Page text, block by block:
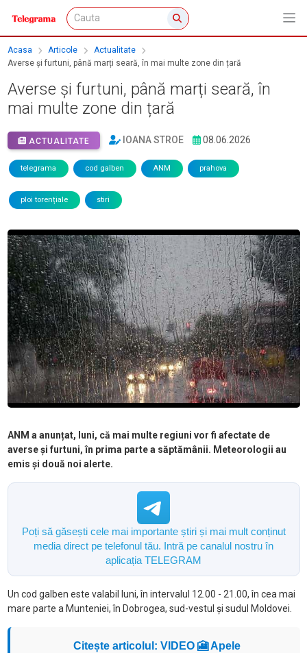
Acasa Articole
Actualitate
Averse și furtuni, până marți seară, în mai multe zone din țară
Averse și furtuni, până marți seară, în
mai multe zone din țară
ACTUALITATE IOANA STROE 08.06.2026
telegrama cod galben ANM prahova
ploi torențiale stiri
ANM a anunțat, luni, că mai multe regiuni vor fi afectate de
averse și furtuni, în prima parte a săptămânii. Meteorologii au
emis și două noi alerte.
Poți să găsești cele mai importante știri și mai mult conținut
media direct pe telefonul tău. Intră pe canalul nostru în
aplicația TELEGRAM
Un cod galben este valabil luni, în intervalul 12.00 - 21.00, în cea mai
mare parte a Munteniei, în Dobrogea, sud-vestul și sudul Moldovei.
Citește articolul: VIDEO 🎦 Apele